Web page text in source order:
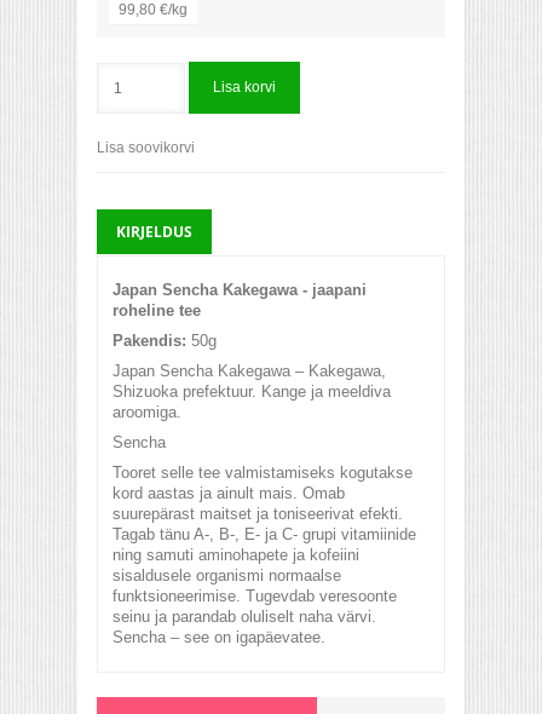
99,80 €/kg
Lisa korvi
Lisa soovikorvi
KIRJELDUS
Japan Sencha Kakegawa - jaapani
roheline tee
Pakendis: 50g
Japan Sencha Kakegawa – Kakegawa,
Shizuoka prefektuur. Kange ja meeldiva
aroomiga.
Sencha
Tooret selle tee valmistamiseks kogutakse
kord aastas ja ainult mais. Omab
suurepärast maitset ja toniseerivat efekti.
Tagab tänu A-, B-, E- ja C- grupi vitamiinide
ning samuti aminohapete ja kofeiini
sisaldusele organismi normaalse
funktsioneerimise. Tugevdab veresoonte
seinu ja parandab oluliselt naha värvi.
Sencha – see on igapäevatee.